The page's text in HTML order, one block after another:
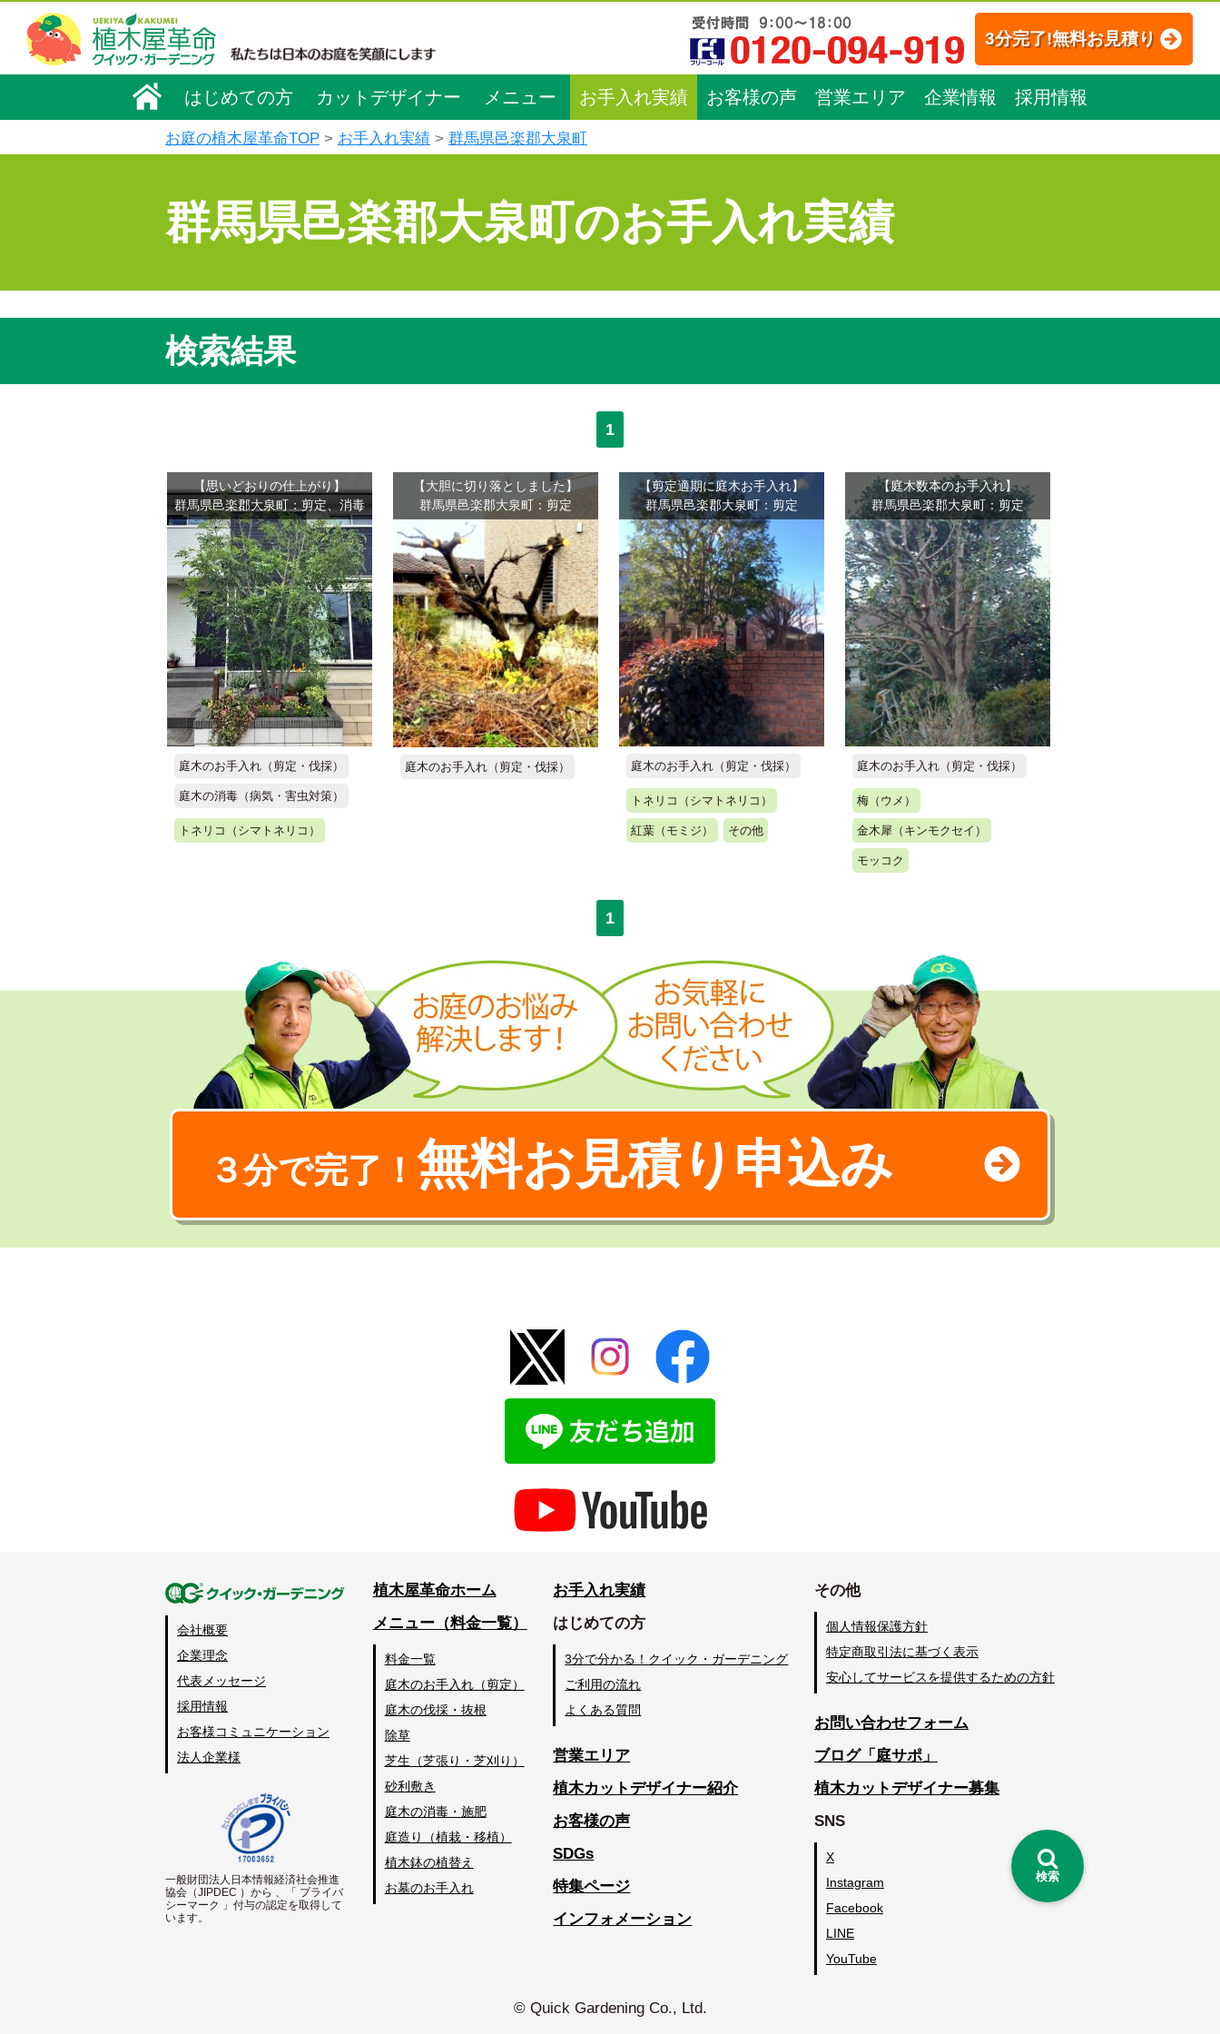
3分完了!無料お見積り
はじめての方 カットデザイナー メニュー お手入れ実績 お客様の声 営業エリア 企業情報 採用情報
お庭の植木屋革命TOP お手入れ実績 群馬県邑楽郡大泉町
群馬県邑楽郡大泉町のお手入れ実績
検索
検索結果
1
【思いどおりの仕上がり】
群馬県邑楽郡大泉町：剪定、消毒
庭木のお手入れ（剪定・伐採）
庭木の消毒（病気・害虫対策）
トネリコ（シマトネリコ）
【大胆に切り落としました】
群馬県邑楽郡大泉町：剪定
庭木のお手入れ（剪定・伐採）
【剪定適期に庭木お手入れ】
群馬県邑楽郡大泉町：剪定
庭木のお手入れ（剪定・伐採）
トネリコ（シマトネリコ）
紅葉（モミジ） その他
【庭木数本のお手入れ】
群馬県邑楽郡大泉町：剪定
庭木のお手入れ（剪定・伐採）
梅（ウメ）
金木犀（キンモクセイ）
モッコク
1
３分で完了！ 無料お見積り申込み
会社概要
企業理念
代表メッセージ
採用情報
お客様コミュニケーション
法人企業様
一般財団法人日本情報経済社会推進
協会（JIPDEC ）から 、「 プライバ
シーマーク 」付与の認定を取得して
います。
植木屋革命ホーム
メニュー（料金一覧）
料金一覧
庭木のお手入れ（剪定）
庭木の伐採・抜根
除草
芝生（芝張り・芝刈り）
砂利敷き
庭木の消毒・施肥
庭造り（植栽・移植）
植木鉢の植替え
お墓のお手入れ
お手入れ実績
はじめての方
3分で分かる！クイック・ガーデニング
ご利用の流れ
よくある質問
営業エリア
植木カットデザイナー紹介
お客様の声
SDGs
特集ページ
インフォメーション
その他
個人情報保護方針
特定商取引法に基づく表示
安心してサービスを提供するための方針
お問い合わせフォーム
ブログ「庭サポ」
植木カットデザイナー募集
SNS
X
Instagram
Facebook
LINE
YouTube
© Quick Gardening Co., Ltd.